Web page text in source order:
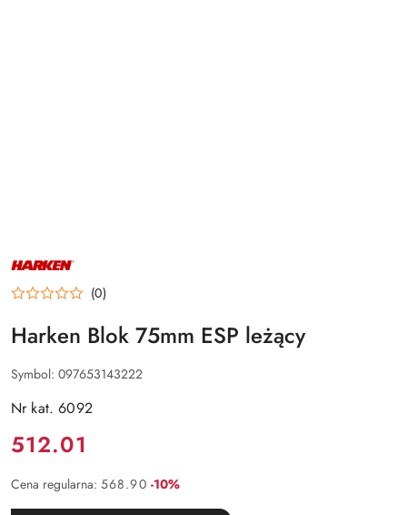
NAZWA
PRODUCENTA:
HARKEN (0)
Harken Blok 75mm ESP leżący
Symbol: 097653143222
Nr kat. 6092
Cena:
512.01
Cena regularna: 568.90 Rabat:
-10%